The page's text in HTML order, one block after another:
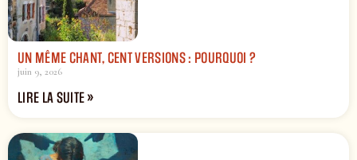
UN MÊME CHANT, CENT VERSIONS : POURQUOI ?
juin 9, 2026
LIRE LA SUITE »